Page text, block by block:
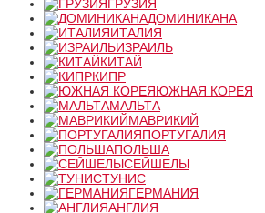
ГРУЗИЯ
ДОМИНИКАНА
ИТАЛИЯ
ИЗРАИЛЬ
КИТАЙ
КИПР
ЮЖНАЯ КОРЕЯ
МАЛЬТА
МАВРИКИЙ
ПОРТУГАЛИЯ
ПОЛЬША
СЕЙШЕЛЫ
ТУНИС
ГЕРМАНИЯ
АНГЛИЯ